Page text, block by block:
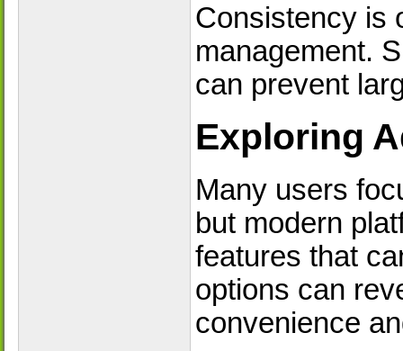
Consistency is
management.
can prevent
Exploring
Many users
but modern
features that
options can
convenience